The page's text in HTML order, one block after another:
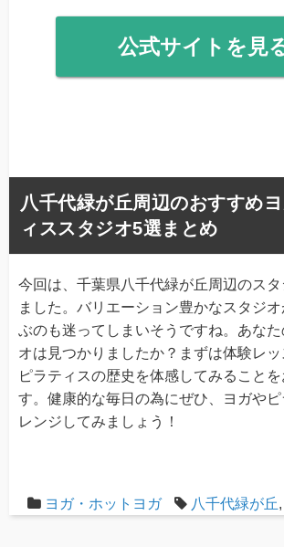
公式サイトを見
八千代緑が丘周辺のおすすめ
ィススタジオ5選まとめ
今回は、千葉県八千代緑が丘周辺のス
ました。バリエーション豊かなスタジ
ぶのも迷ってしまいそうですね。あな
オは見つかりましたか？まずは体験レ
ピラティスの歴史を体感してみることを
す。健康的な毎日の為にぜひ、ヨガや
レンジしてみましょう！
ヨガ・ホットヨガ 八千代緑が丘,